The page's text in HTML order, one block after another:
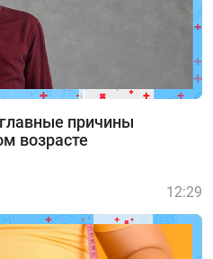
причины
возрасте
12:29